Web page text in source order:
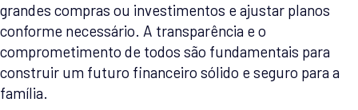
grandes compras ou investimentos e ajustar planos
conforme necessário. A transparência e o
comprometimento de todos são fundamentais para
construir um futuro financeiro sólido e seguro para a
família.